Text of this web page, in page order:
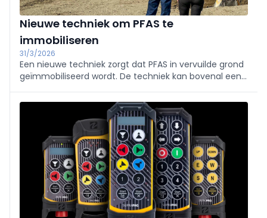
Nieuwe techniek om PFAS te
immobiliseren
31/3/2026
Een nieuwe techniek zorgt dat PFAS in vervuilde grond
geïmmobiliseerd wordt. De techniek kan bovenal een
grondwaterbronnen.